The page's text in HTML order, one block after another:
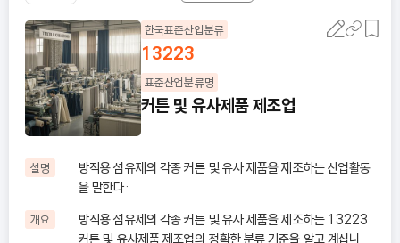
한국표준산업분류
13223
표준산업분류명
커튼 및 유사제품 제조업
설명
방직용 섬유제의 각종 커튼 및 유사 제품을 제조하는 산업활동
을 말한다·
개요
방직용 섬유제의 각종 커튼 및 유사 제품을 제조하는 13223
커튼 및 유사제품 제조업의 정확한 분류 기준을 알고 계십니